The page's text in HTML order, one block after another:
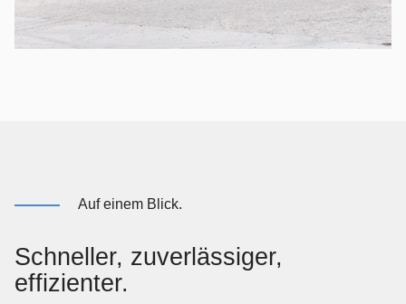
Auf einem Blick.
Schneller, zuverlässiger,
effizienter.